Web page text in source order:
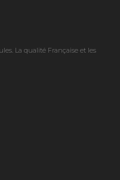
La qualité Française et les